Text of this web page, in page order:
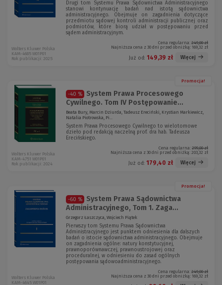
Drugi tom Systemu Prawa Sądownictwa Administracyjnego
stanowi kontynuację badań nad istotą sądownictwa
administracyjnego. Obejmuje on zagadnienia dotyczące
przedmiotu sądowej kontroli administracji publicznej oraz
podmiotów, które biorą udział w postępowaniu przed
sądem administracyjnym.
Cena regularna: 249,00 zł
Najniższa cena z 30 dni przed obniżką: 169,32 zł
Już od: 149,39 zł Więcej
Wolters Kluwer Polska
KAM-4685 W01P01
Rok publikacji: 2025
Promocja!
-40 %
System Prawa Procesowego
Cywilnego. Tom IV Postępowanie...
Beata Bury, Marcin Dziurda, Tadeusz Ereciński, Krystian Markiewicz,
Natalia Piotrowska, Pi...
System Prawa Procesowego Cywilnego to wielotomowe
dzieło pod redakcją naczelną prof. dra hab. Tadeusza
Erecińskiego.
Cena regularna: 299,00 zł
Najniższa cena z 30 dni przed obniżką: 203,32 zł
Już od: 179,40 zł Więcej
Wolters Kluwer Polska
KAM-4751 W01P01
Rok publikacji: 2024
Promocja!
-60 %
System Prawa Sądownictwa
Administracyjnego, Tom 1. Zaga...
Grzegorz Łaszczyca, Wojciech Piątek
Pierwszy tom Systemu Prawa Sądownictwa
Administracyjnego jest punktem odniesienia dla dalszych
badań o istocie sądownictwa administracyjnego. Obejmuje
on zagadnienia ogólne: natury konstytucyjnej,
prawnoporównawczej, prawnoustrojowej oraz
proceduralnej, w odniesieniu do zasad ogólnych
postępowania sądowoadministracyjnego.
Cena regularna: 249,00 zł
Najniższa cena z 30 dni przed obniżką: 169,32 zł
Wolters Kluwer Polska
KAM-4645 W01P01